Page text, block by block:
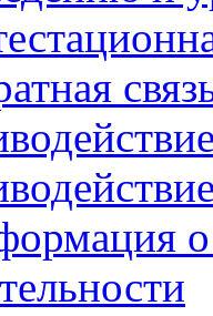
о